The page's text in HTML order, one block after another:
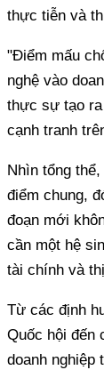
thực tiễn và
"Điểm mấu
nghệ vào
thực sự tạo
cạnh tranh
Nhìn tổng
điểm chung,
đoạn mới
cần một hệ
tài chính và
Từ các định
Quốc hội đến
doanh nghiệp